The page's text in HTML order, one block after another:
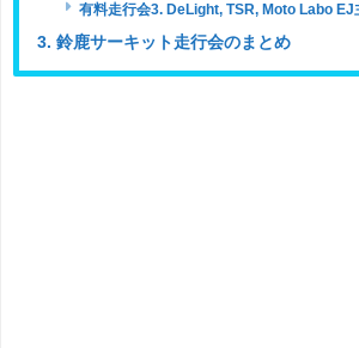
有料走行会3. DeLight, TSR, Moto Labo EJ
3. 鈴鹿サーキット走行会のまとめ